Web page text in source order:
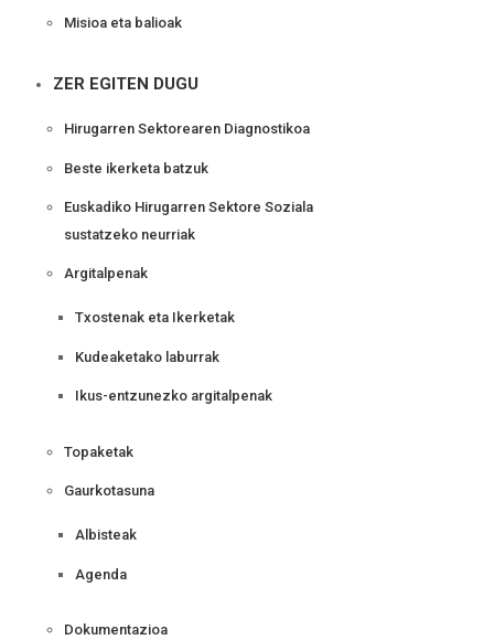
Misioa eta balioak
ZER EGITEN DUGU
Hirugarren Sektorearen Diagnostikoa
Beste ikerketa batzuk
Euskadiko Hirugarren Sektore Soziala
sustatzeko neurriak
Argitalpenak
Txostenak eta Ikerketak
Kudeaketako laburrak
Ikus-entzunezko argitalpenak
Topaketak
Gaurkotasuna
Albisteak
Agenda
Dokumentazioa